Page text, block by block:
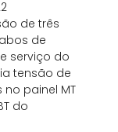
de três
de
serviço do
tensão de
painel MT
do